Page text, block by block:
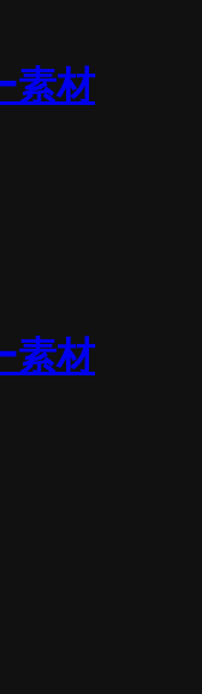
素材
素材